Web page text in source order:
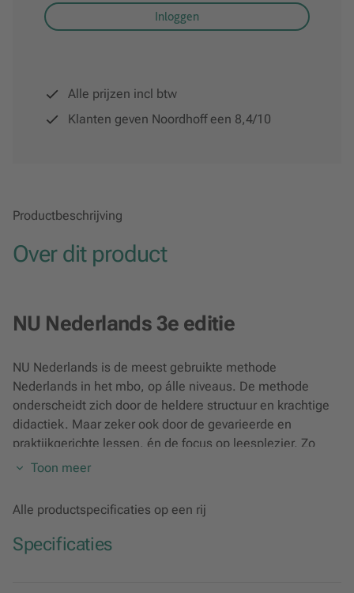
Productbeschrijving
Over dit product
NU Nederlands 3e editie
NU Nederlands is de meest gebruikte methode
Nederlands in het mbo, op álle niveaus. De methode
onderscheidt zich door de heldere structuur en krachtige
didactiek. Maar zeker ook door de gevarieerde en
praktijkgerichte lessen, én de focus op leesplezier. Zo
bereid je jouw studenten goed voor op het examen!
Toon meer
Alle productspecificaties op een rij
Specificaties
Inloggen
Alle prijzen incl btw
Klanten geven Noordhoff een 8,4/10